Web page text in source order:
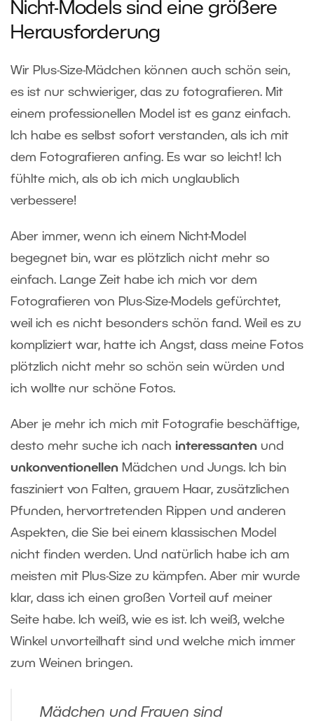
Nicht-Models sind eine größere
Herausforderung
Wir Plus-Size-Mädchen können auch schön sein,
es ist nur schwieriger, das zu fotografieren. Mit
einem professionellen Model ist es ganz einfach.
Ich habe es selbst sofort verstanden, als ich mit
dem Fotografieren anfing. Es war so leicht! Ich
fühlte mich, als ob ich mich unglaublich
verbessere!
Aber immer, wenn ich einem Nicht-Model
begegnet bin, war es plötzlich nicht mehr so ​​
einfach. Lange Zeit habe ich mich vor dem
Fotografieren von Plus-Size-Models gefürchtet,
weil ich es nicht besonders schön fand. Weil es zu
kompliziert war, hatte ich Angst, dass meine Fotos
plötzlich nicht mehr so ​​schön sein würden und
ich wollte nur schöne Fotos.
Aber je mehr ich mich mit Fotografie beschäftige,
desto mehr suche ich nach interessanten und
unkonventionellen Mädchen und Jungs. Ich bin
fasziniert von Falten, grauem Haar, zusätzlichen
Pfunden, hervortretenden Rippen und anderen
Aspekten, die Sie bei einem klassischen Model
nicht finden werden. Und natürlich habe ich am
meisten mit Plus-Size zu kämpfen. Aber mir wurde
klar, dass ich einen großen Vorteil auf meiner
Seite habe. Ich weiß, wie es ist. Ich weiß, welche
Winkel unvorteilhaft sind und welche mich immer
zum Weinen bringen.
Mädchen und Frauen sind